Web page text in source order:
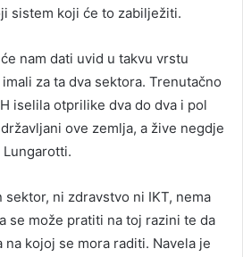
sistem koji će to zabilježiti.
nam dati uvid u takvu vrstu
za ta dva sektora. Trenutačno
iselila otprilike dva do dva i pol
ove zemlja, a žive negdje
Lungarotti.
sektor, ni zdravstvo ni IKT, nema
se može pratiti na toj razini te da
kojoj se mora raditi. Navela je